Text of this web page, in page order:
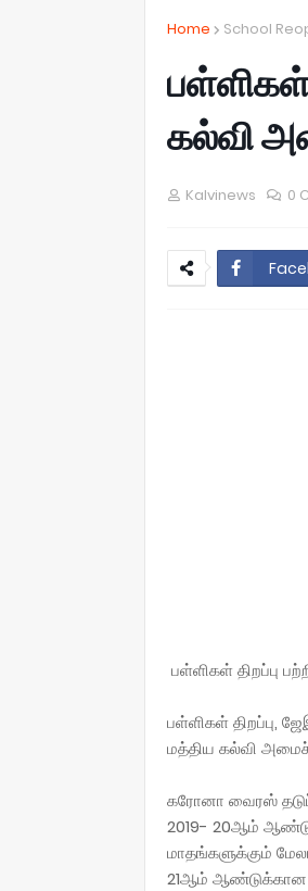
Home School
பள்ளிகள்
கல்வி
Kalvinews 0
பள்ளிகள் திறப்பு
பள்ளிகள் திறப்பு,
மத்திய கல்வி
கரோனா வைரஸ்
2019- 20ஆம்
மாதங்களுக்கும்
21ஆம் ஆண்டுக்கான